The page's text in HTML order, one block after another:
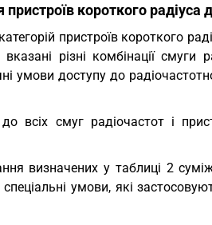
короткого радіуса
пристроїв короткого
різні комбінації смуги
умови доступу до
всіх смуг радіочастот і
визначених у таблиці 2
умови, які